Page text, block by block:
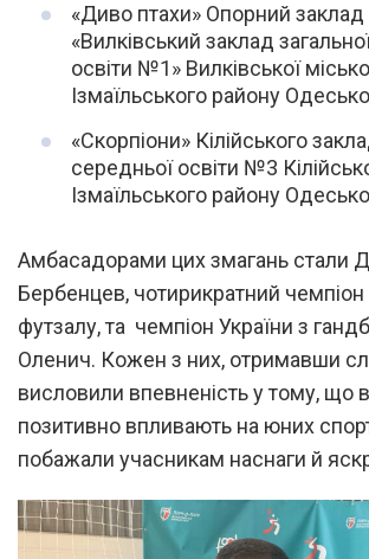
«Диво птахи» Опорний заклад
«Вилківський заклад
освіти №1» Вилківської
Ізмаїльського району
«Скорпіони» Кілійського
середньої освіти №3
Ізмаїльського району
Амбасадорами цих змагань стали
Бербенцев, чотирикратний чемпіон
футзалу, та чемпіон України з
Оленич. Кожен з них, отримавши
висловили впевненість у тому, що
позитивно впливають на юних
побажали учасникам наснаги й